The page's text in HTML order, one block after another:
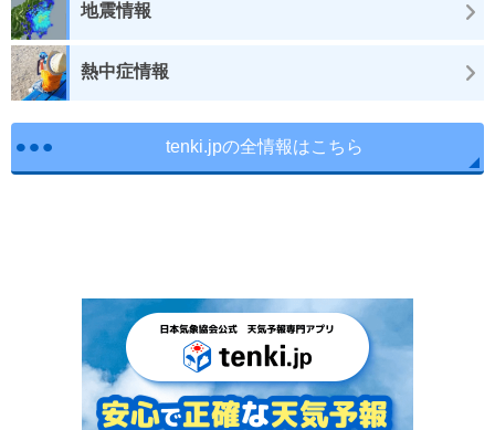
地震情報
熱中症情報
tenki.jpの全情報はこちら